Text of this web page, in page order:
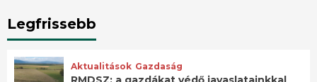
Legfrissebb
Aktualitások Gazdaság